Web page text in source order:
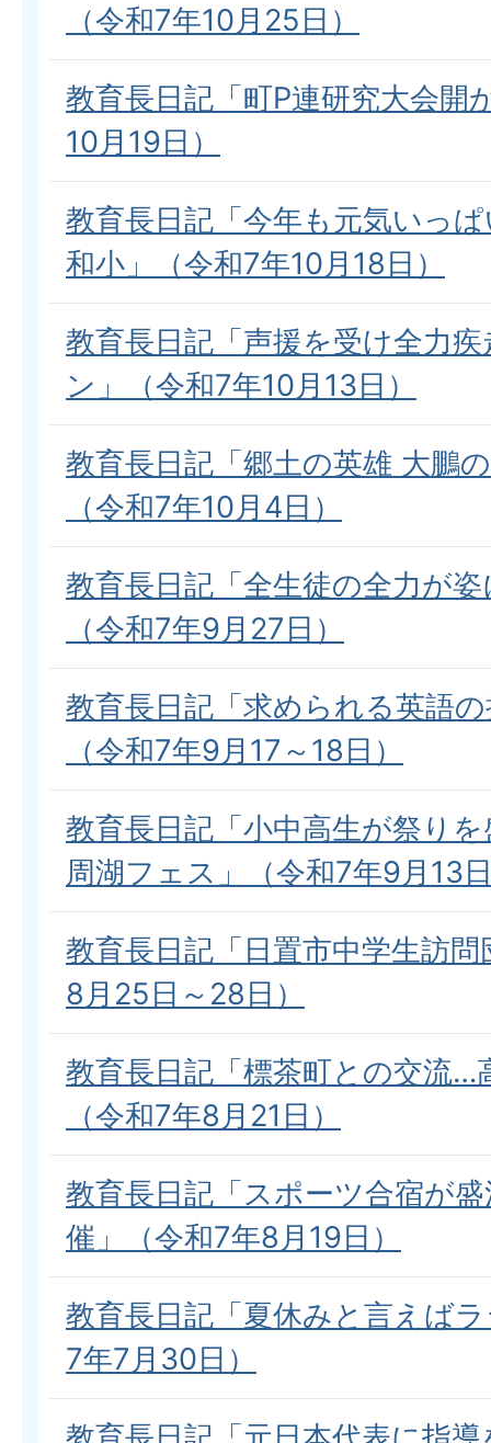
（令和7年10月25日）
教育長日記「町P連研究大会開
10月19日）
教育長日記「今年も元気いっ
和小」（令和7年10月18日）
教育長日記「声援を受け全力
ン」（令和7年10月13日）
教育長日記「郷土の英雄 大鵬
（令和7年10月4日）
教育長日記「全生徒の全力が
（令和7年9月27日）
教育長日記「求められる英語
（令和7年9月17～18日）
教育長日記「小中高生が祭り
周湖フェス」（令和7年9月13
教育長日記「日置市中学生訪
8月25日～28日）
教育長日記「標茶町との交流…
（令和7年8月21日）
教育長日記「スポーツ合宿が
催」（令和7年8月19日）
教育長日記「夏休みと言えば
7年7月30日）